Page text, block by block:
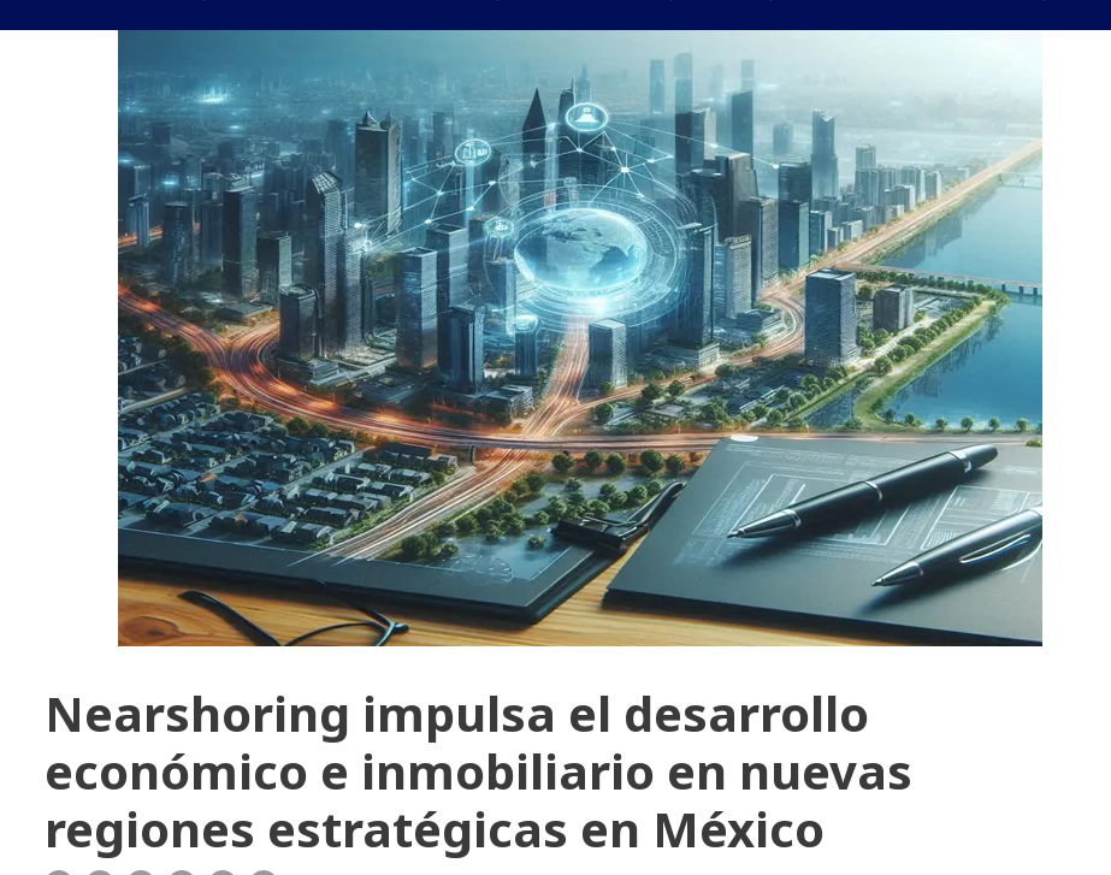
Nearshoring impulsa el desarrollo
económico e inmobiliario en nuevas
regiones estratégicas en México